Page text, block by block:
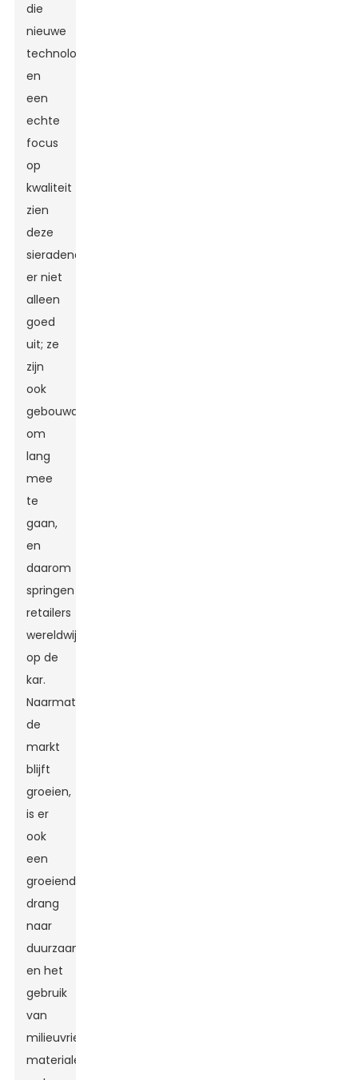
die
nieuwe
technologie
en
een
echte
focus
op
kwaliteit
zien
deze
sieradendoosjes
er niet
alleen
goed
uit; ze
zijn
ook
gebouwd
om
lang
mee
te
gaan,
en
daarom
springen
retailers
wereldwijd
op de
kar.
Naarmate
de
markt
blijft
groeien,
is er
ook
een
groeiende
drang
naar
duurzaamheid
en het
gebruik
van
milieuvriendelijke
materialen,